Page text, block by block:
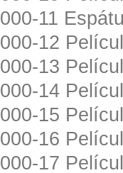
000-11
000-12
000-13
000-14
000-15
000-16
000-17